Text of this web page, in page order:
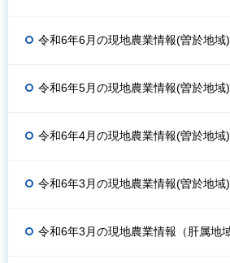
令和6年6月の現地農業情報(曽於地域)
令和6年5月の現地農業情報(曽於地域)
令和6年4月の現地農業情報(曽於地域)
令和6年3月の現地農業情報(曽於地域)
令和6年3月の現地農業情報（肝属地域